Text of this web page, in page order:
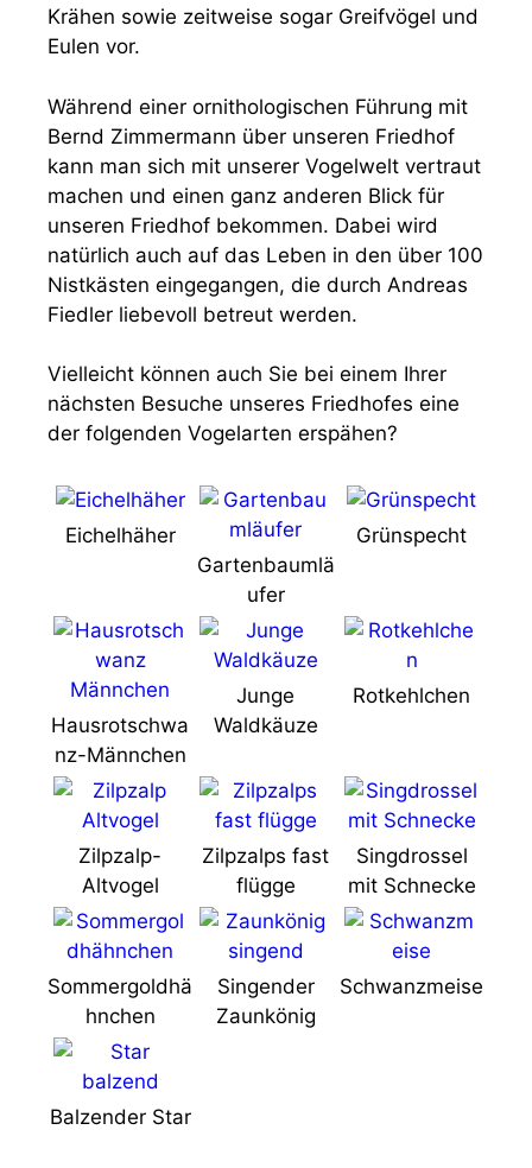
Krähen sowie zeitweise sogar Greifvögel und
Eulen vor.
Während einer ornithologischen Führung mit
Bernd Zimmermann über unseren Friedhof
kann man sich mit unserer Vogelwelt vertraut
machen und einen ganz anderen Blick für
unseren Friedhof bekommen. Dabei wird
natürlich auch auf das Leben in den über 100
Nistkästen eingegangen, die durch Andreas
Fiedler liebevoll betreut werden.
Vielleicht können auch Sie bei einem Ihrer
nächsten Besuche unseres Friedhofes eine
der folgenden Vogelarten erspähen?
Eichelhäher
Gartenbaumlä
ufer
Grünspecht
Hausrotschwa
nz-Männchen
Junge
Waldkäuze
Rotkehlchen
Zilpzalp-
Altvogel
Zilpzalps fast
flügge
Singdrossel
mit Schnecke
Sommergoldhä
hnchen
Singender
Zaunkönig
Schwanzmeise
Balzender Star